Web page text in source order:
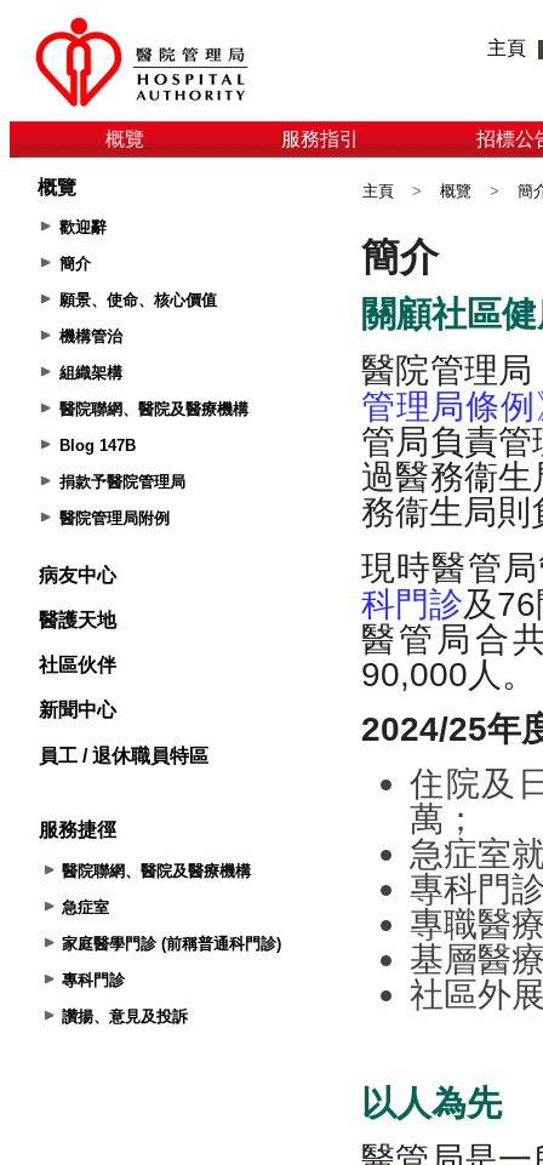
主頁
概覽 服務指引 招標公
概覽
歡迎辭
簡介
願景、使命、核心價值
機構管治
組織架構
醫院聯網、醫院及醫療機構
Blog 147B
捐款予醫院管理局
醫院管理局附例
病友中心
醫護天地
社區伙伴
新聞中心
員工 / 退休職員特區
服務捷徑
醫院聯網、醫院及醫療機構
急症室
家庭醫學門診 (前稱普通科門診)
專科門診
讚揚、意見及投訴
主頁 > 概覽 > 簡